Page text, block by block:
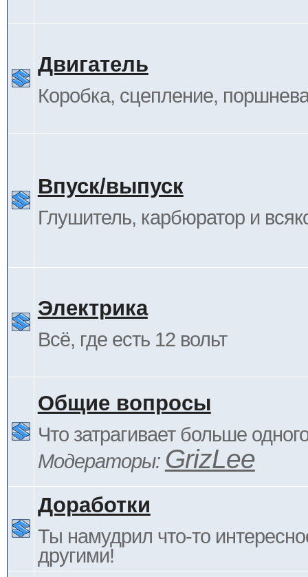
Двигатель
Коробка, сцепление,
Впуск/выпуск
Глушитель, карбюратор и
Электрика
Всё, где есть 12 вольт
Общие вопросы
Что затрагивает больше
Модераторы: GrizLee
Доработки
Ты намудрил что-то
другими!